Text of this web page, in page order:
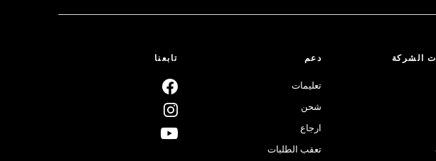
الشركة دعم
تعليمات
شحن
ارجاع
تعقب الطلبات
تابعنا